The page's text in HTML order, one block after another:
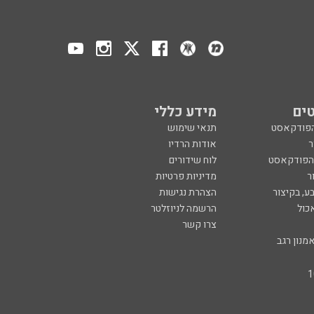
מידע כללי
תנאי שימוש
אודות הרדיו
הפודקאסט
לוח שידורים
מדיניות פרטיות
בקיצור
הצהרת נגישות
הרשמה לניוזלטר
צרו קשר
רגב